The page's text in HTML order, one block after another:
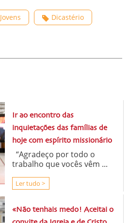
Jovens Dicastério
Ir ao encontro das
inquietações das famílias de
hoje com espírito missionário
“Agradeço por todo o
trabalho que vocês vêm ...
Ler tudo >
«Não tenhais medo! Aceitai o